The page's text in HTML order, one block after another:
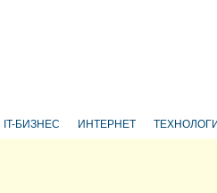
IT-БИЗНЕС ИНТЕРНЕТ